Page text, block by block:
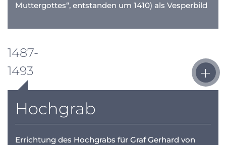
Muttergottes“, entstanden um 1410) als Vesperbild
1487-
1493
Hochgrab
Errichtung des Hochgrabs für Graf Gerhard von